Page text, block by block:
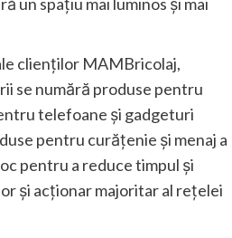
clienților MAMBricolaj,
se numără produse pentru
telefoane și gadgeturi
pentru curățenie și menaj a
pentru a reduce timpul și
și acționar majoritar al rețelei